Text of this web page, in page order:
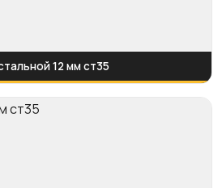
12 мм ст35